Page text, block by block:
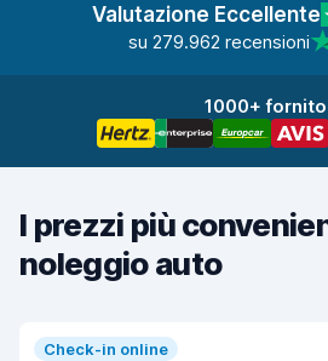
Valutazione Eccellente
su 279.962 recensioni
1000+
I prezzi più
noleggio auto
Check-in online